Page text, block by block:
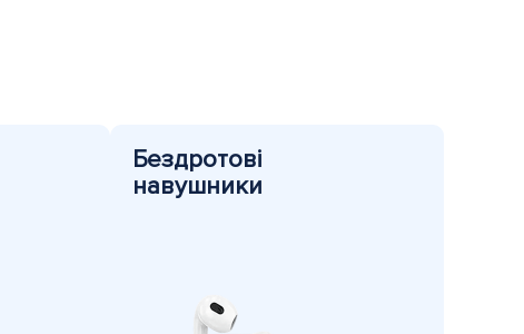
Бездротові
навушники